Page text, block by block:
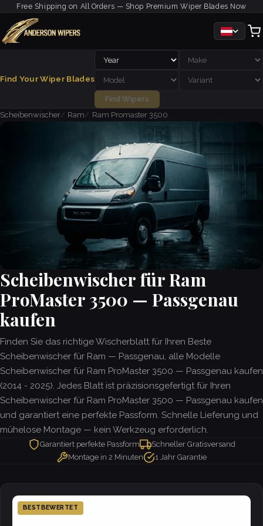
Free Shipping on All Orders — Shop Premium Wiper Blades Now
Find Your Wiper Blades
Find Wipers
Scheibenwischer
Ram Ram Promaster 3500
Scheibenwischer für Ram
ProMaster 3500 — Passgenau
kaufen
Finden Sie das richtige Wischerblatt für Ihren Beste
Scheibenwischer für Ram — Passgenau, alle Modelle
Scheibenwischer für Ram ProMaster 3500 — Passgenau kaufen
(2014 - 2025). Jedes Blatt ist präzisionsgefertigt für Ihren
Scheibenwischer für Ram ProMaster 3500 — Passgenau kaufen
und garantiert eine perfekte Passform. Schnelle Lieferung und
mühelose Montage — kein Werkzeug erforderlich.
Garantiert perfekte Passform
Schneller Gratisversand
Montage in 2 Minuten
1 Jahr Garantie
BESTBEWERTET